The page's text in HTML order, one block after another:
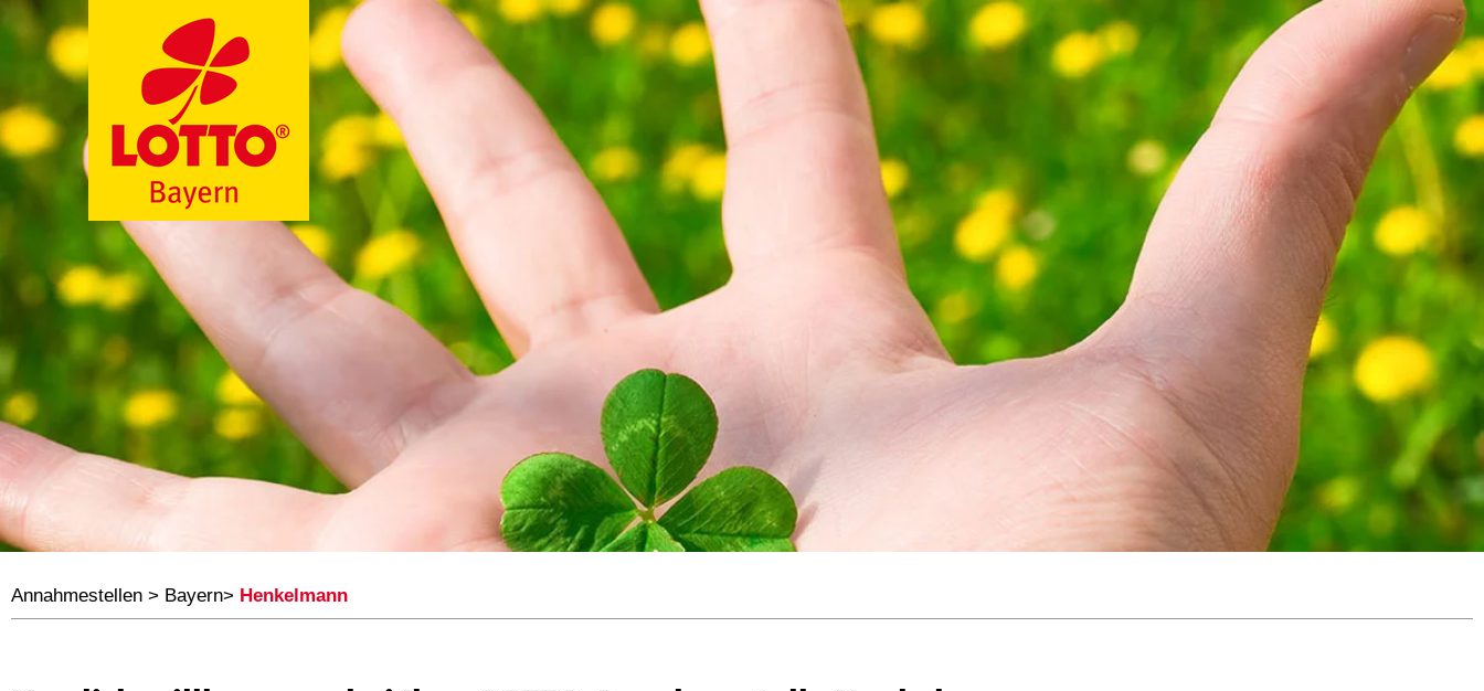
Annahmestellen > Bayern> Henkelmann